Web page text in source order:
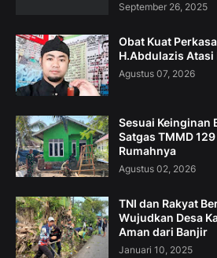
September 26, 2025
Obat Kuat
H.Abdulazis Atasi
Agustus 07, 2026
Sesuai Keinginan
Satgas TMMD
Rumahnya
Agustus 02, 2026
TNI dan Rakyat
Wujudkan Desa
Aman dari Banjir
Januari 10, 2025